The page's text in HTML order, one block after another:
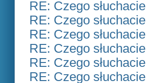
RE: Czego
RE: Czego
RE: Czego
RE: Czego
RE: Czego
RE: Czego